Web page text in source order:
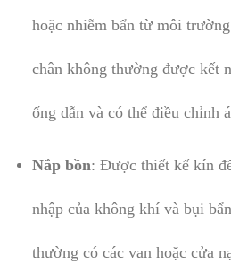
hoặc nhiễm bẩn từ môi
chân không thường được kết
ống dẫn và có thể điều chỉnh
Nắp bồn: Được thiết kế kín
nhập của không khí và bụi
thường có các van hoặc cửa